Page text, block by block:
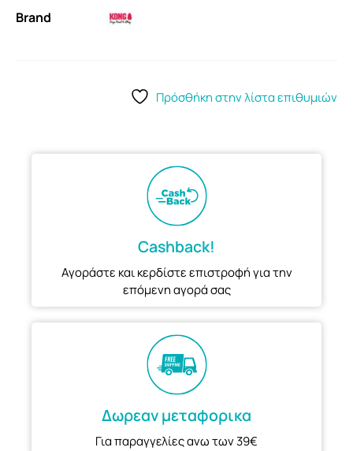
Brand
Πρόσθήκη στην λίστα επιθυμιών
Cashback!
Αγοράστε και κερδίστε επιστροφή για την
επόμενη αγορά σας
Δωρεαν μεταφορικα
Για παραγγελίες ανω των 39€